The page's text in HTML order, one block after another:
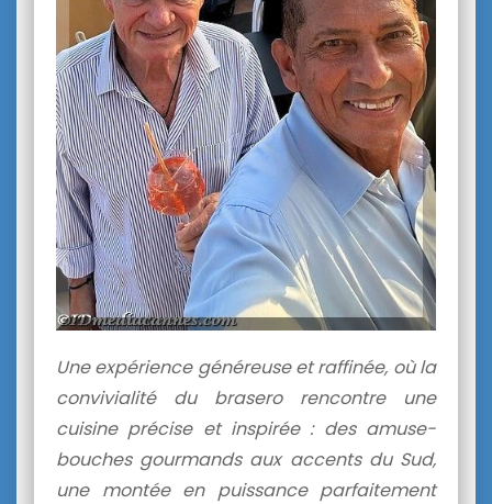
Une expérience généreuse et raffinée, où la
convivialité du brasero rencontre une
cuisine précise et inspirée : des amuse-
bouches gourmands aux accents du Sud,
une montée en puissance parfaitement